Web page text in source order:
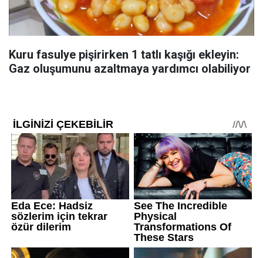
Kuru fasulye pişirirken 1 tatlı kaşığı ekleyin:
Gaz oluşumunu azaltmaya yardımcı olabiliyor